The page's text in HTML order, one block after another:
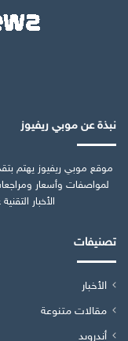
نبذة عن موبي ريفيوز
موقع موبي ريفيوز يهتم
لمواصفات وأسعار
الأخبار
تصنيفات
الأخبار
مقالات متنوعة
أندرويد